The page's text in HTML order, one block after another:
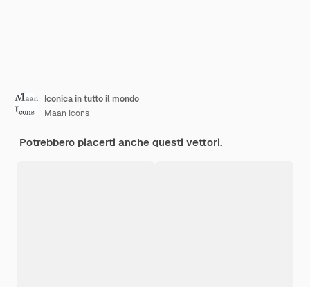
Iconica in tutto il mondo
Maan Icons
Potrebbero piacerti anche questi vettori.